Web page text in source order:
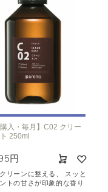
購入・毎月】C02 クリー
250ml
円
リーンに整える、 スッと
トの甘さが印象的な香り